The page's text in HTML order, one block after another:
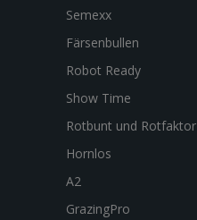
Semexx
Färsenbullen
Robot Ready
Show Time
Rotbunt und Rotfaktor
Hornlos
A2
GrazingPro